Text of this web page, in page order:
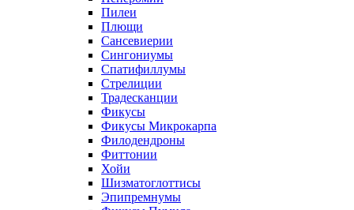
Пилеи
Плющи
Сансевиерии
Сингониумы
Спатифиллумы
Стрелиции
Традесканции
Фикусы
Фикусы Микрокарпа
Филодендроны
Фиттонии
Хойи
Шизматоглоттисы
Эпипремнумы